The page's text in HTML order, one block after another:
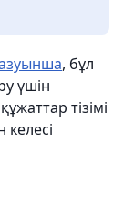
, бұл
үшін
тізімі